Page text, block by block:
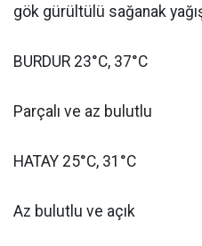
gök gürültülü sağanak
BURDUR 23°C, 37°C
Parçalı ve az bulutlu
HATAY 25°C, 31°C
Az bulutlu ve açık